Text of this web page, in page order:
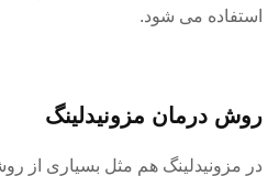
استفاده می شود.
روش درمان مزونیدلینگ
در مزونیدلینگ هم مثل بسیاری از